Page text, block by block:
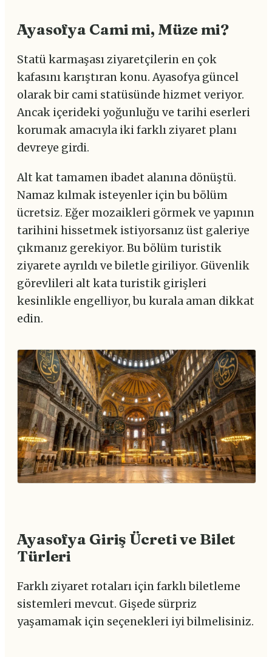
Ayasofya Cami mi, Müze mi?
Statü karmaşası ziyaretçilerin en çok
kafasını karıştıran konu. Ayasofya güncel
olarak bir cami statüsünde hizmet veriyor.
Ancak içerideki yoğunluğu ve tarihi eserleri
korumak amacıyla iki farklı ziyaret planı
devreye girdi.
Alt kat tamamen ibadet alanına dönüştü.
Namaz kılmak isteyenler için bu bölüm
ücretsiz. Eğer mozaikleri görmek ve yapının
tarihini hissetmek istiyorsanız üst galeriye
çıkmanız gerekiyor. Bu bölüm turistik
ziyarete ayrıldı ve biletle giriliyor. Güvenlik
görevlileri alt kata turistik girişleri
kesinlikle engelliyor, bu kurala aman dikkat
edin.
Ayasofya Giriş Ücreti ve Bilet
Türleri
Farklı ziyaret rotaları için farklı biletleme
sistemleri mevcut. Gişede sürpriz
yaşamamak için seçenekleri iyi bilmelisiniz.